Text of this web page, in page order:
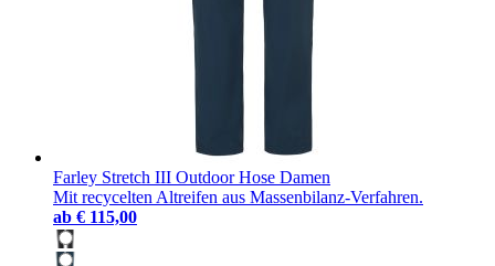
Farley Stretch III Outdoor Hose Damen
Mit recycelten Altreifen aus Massenbilanz-Verfahren.
ab € 115,00